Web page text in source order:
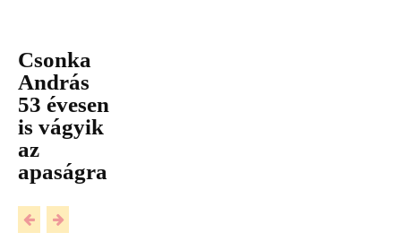
Csonka
András
53 évesen
is vágyik
az
apaságra